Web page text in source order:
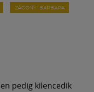
ZÁGONYI BARBARA
pedig kilencedik